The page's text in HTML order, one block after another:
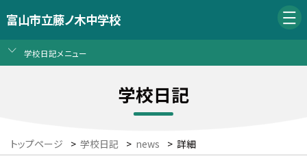
富山市立藤ノ木中学校
学校日記メニュー
学校日記
トップページ > 学校日記 > news > 詳細